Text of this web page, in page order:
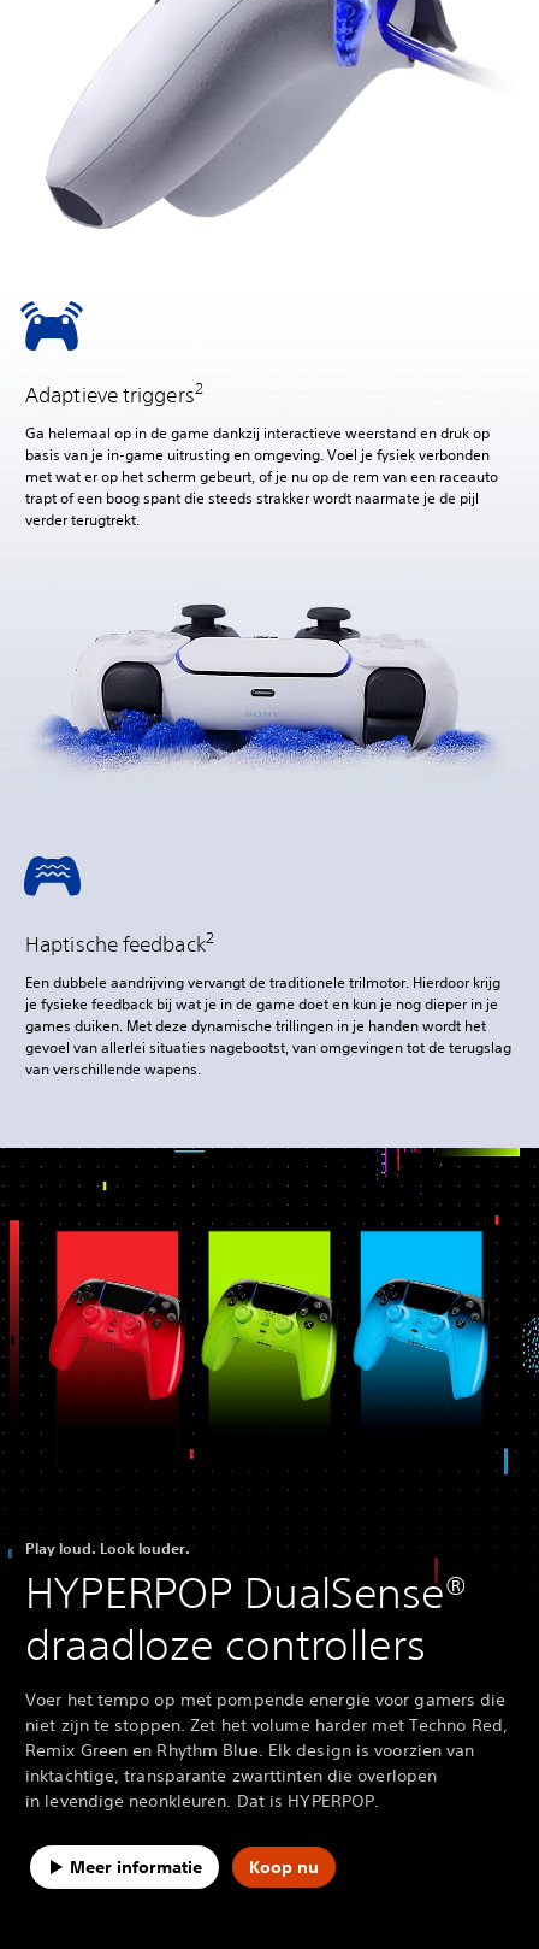
Adaptieve triggers2
Ga helemaal op in de game dankzij interactieve weerstand en druk op
basis van je in-game uitrusting en omgeving. Voel je fysiek verbonden
met wat er op het scherm gebeurt, of je nu op de rem van een raceauto
trapt of een boog spant die steeds strakker wordt naarmate je de pijl
verder terugtrekt.
Haptische feedback2
Een dubbele aandrijving vervangt de traditionele trilmotor. Hierdoor krijg
je fysieke feedback bij wat je in de game doet en kun je nog dieper in je
games duiken. Met deze dynamische trillingen in je handen wordt het
gevoel van allerlei situaties nagebootst, van omgevingen tot de terugslag
van verschillende wapens.
Play loud. Look louder.
HYPERPOP DualSense®
draadloze controllers
Voer het tempo op met pompende energie voor gamers die
niet zijn te stoppen. Zet het volume harder met Techno Red,
Remix Green en Rhythm Blue. Elk design is voorzien van
inktachtige, transparante zwarttinten die overlopen
in levendige neonkleuren. Dat is HYPERPOP.
Meer informatie Koop nu